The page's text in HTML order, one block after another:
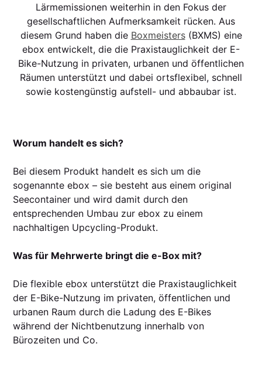
Lärmemissionen weiterhin in den Fokus der
gesellschaftlichen Aufmerksamkeit rücken. Aus
diesem Grund haben die Boxmeisters(BXMS) eine
ebox entwickelt, die die Praxistauglichkeit der E-
Bike-Nutzung in privaten, urbanen und öffentlichen
Räumen unterstützt und dabei ortsflexibel, schnell
sowie kostengünstig aufstell- und abbaubar ist.
Worum handelt es sich?
Bei diesem Produkt handelt es sich um die
sogenannte ebox – sie besteht aus einem original
Seecontainer und wird damit durch den
entsprechenden Umbau zur ebox zu einem
nachhaltigen Upcycling-Produkt.
Was für Mehrwerte bringt die e-Box mit?
Die flexible ebox unterstützt die Praxistauglichkeit
der E-Bike-Nutzung im privaten, öffentlichen und
urbanen Raum durch die Ladung des E-Bikes
während der Nichtbenutzung innerhalb von
Bürozeiten und Co.